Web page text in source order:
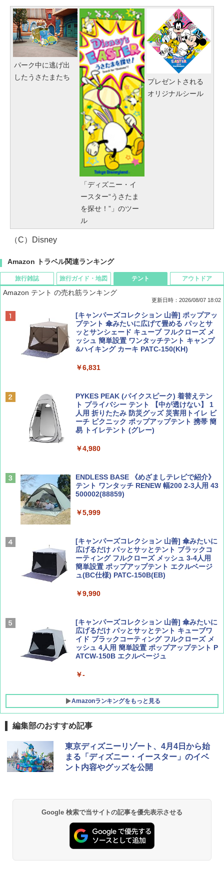
パーク中に逃げ出
したうさたまたち
「ディズニー・イ
ースター“うさたま
を探せ！”」のツー
ル
プレゼントされる
オリジナルシール
（C）Disney
Amazon トラベル関連ランキング
旅行雑誌
ディズニーファン ２０２６年 ９月号 [雑
誌] (ＤＩＳＮＥＹ ＦＡＮ)
￥713
￥1,500
AIRLINE（エアライン）2026年9月号【特
集】ボーイング110周年を祝して！
￥1,760
旅行ガイド・地図
僕が見た未来【完全版】
￥0
￥2,079
球の歩き方A ヨーロッパ
A26 地球の歩き方 チェコ ポーランド スロヴ
ァキア 2026～2027 地球の歩き方A ヨーロッ
テント
Amazon テント の売れ筋ランキング
更新日時：2026/08/07 18:02
[キャンパーズコレクション 山善] ポップアッ
プテント 傘みたいに広げて畳める パッとサ
ッとサンシェード キューブ フルクローズ メ
ッシュ 簡単設置 ワンタッチテント キャンプ
&ハイキング カーキ PATC-150(KH)
￥6,831
PYKES PEAK (パイクスピーク) 着替えテン
ト プライバシー テント 【中が透けない】 1
人用 折りたたみ 防災グッズ 災害用トイレ ビ
ーチ ピクニック ポップアップテント 携帯 簡
易 トイレテント (グレー)
￥4,980
ENDLESS BASE 《めざましテレビで紹介》
テント ワンタッチ RENEW 幅200 2-3人用 43
500002(88859)
￥5,999
[キャンパーズコレクション 山善] 傘みたいに
広げるだけ パッとサッとテント ブラックコ
ーティング フルクローズ メッシュ 3-4人用
簡単設置 ポップアップテント エクルベージ
ュ(BC仕様) PATC-150B(EB)
￥9,990
[キャンパーズコレクション 山善] 傘みたいに
広げるだけ パッとサッとテント キューブワ
イド ブラックコーティング フルクローズ メ
ッシュ 4人用 簡単設置 ポップアップテント P
ATCW-150B エクルベージュ
￥-
Amazonランキングをもっと見る
アウトドア
DEWEL パラソル 大型 ビーチ アウトドアパ
ラソル ガーデン サイトシート付 折りたたみ
防水 UVカット 4段階高さ調整 軽量 収納袋付
き
GRANDOOR ステンレス保冷剤 2個セット 2
026リニューアル 急速冷凍 空間倍増 衛生的
コンパクト 保冷力長持ち
￥2,980
編集部のおすすめ記事
東京ディズニーリゾート、4月4日から始
まる「ディズニー・イースター」のイベ
ント内容やグッズを公開
Google 検索で当サイトの記事を優先表示させる